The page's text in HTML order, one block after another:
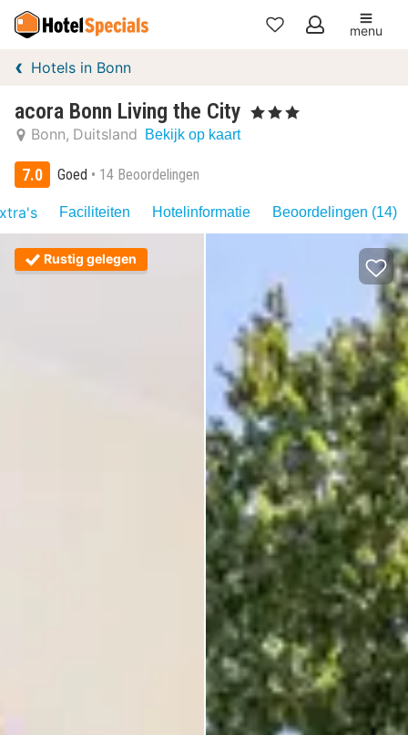
Mijn
menu
Hotels in Bonn
acora Bonn Living the City , 3 Sterren
Bonn Duitsland Bekijk op kaart
7.0 Goed 14 Beoordelingen
Faciliteiten Hotelinformatie Beoordelingen (14)
Rustig gelegen